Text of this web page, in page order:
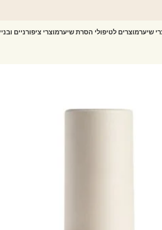
שיערמוצרים לטיפולי הסרת שיערמוצרי ציפורניים